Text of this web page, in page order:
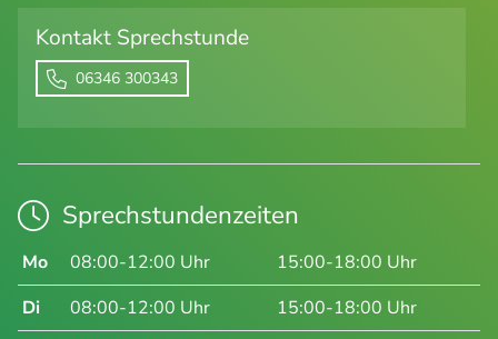
Kontakt Sprechstunde
06346 300343
Sprechstundenzeiten
Mo 08:00-12:00 Uhr
15:00-18:00 Uhr
Di
08:00-12:00 Uhr
15:00-18:00 Uhr